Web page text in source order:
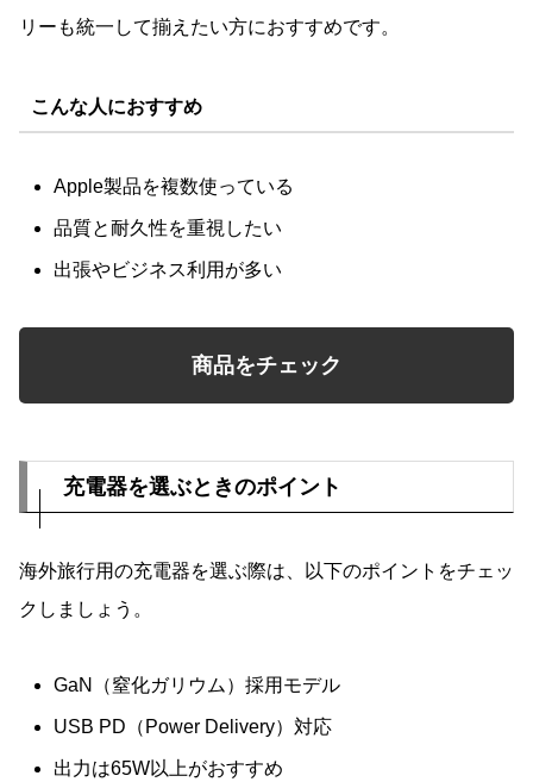
リーも統一して揃えたい方におすすめです。
こんな人におすすめ
Apple製品を複数使っている
品質と耐久性を重視したい
出張やビジネス利用が多い
商品をチェック
充電器を選ぶときのポイント
海外旅行用の充電器を選ぶ際は、以下のポイントをチェッ
クしましょう。
GaN（窒化ガリウム）採用モデル
USB PD（Power Delivery）対応
出力は65W以上がおすすめ